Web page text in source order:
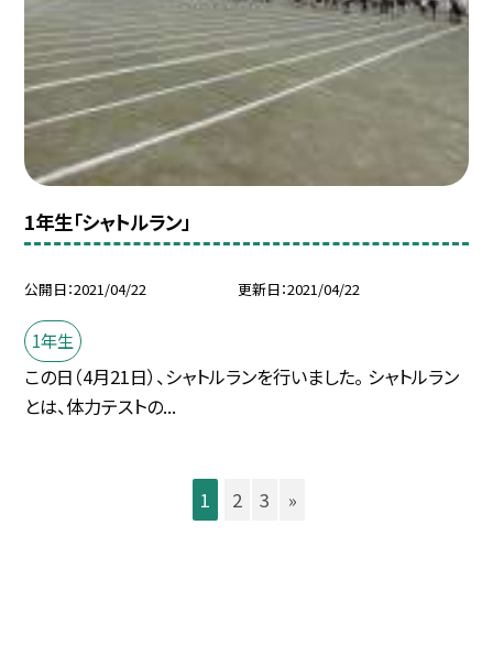
1年生「シャトルラン」
公開日 2021/04/22 更新日 2021/04/22
1年生
この日（4月21日）、シャトルランを行いました。 シャトルラン
とは、体力テストの...
1 2 3 »